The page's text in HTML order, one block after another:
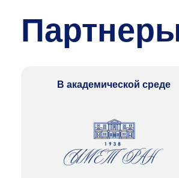
В академической среде